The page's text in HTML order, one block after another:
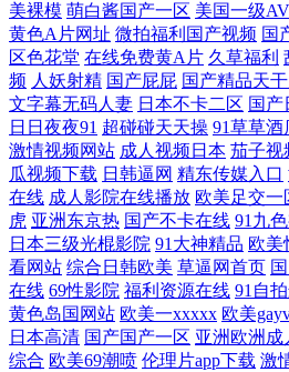
航 成人影院免费观看 欧美自慰一区 综合
白丝后入91国产 欧美另类激情专区 中文字
亚洲激情一区二区 国产精品一区二 日韩一
片大全在线播放 变态另类9 欧美日韩中文
片欧美色图 亚洲一级中文字 国产亚洲福
片樱花 高清电影迅雷下载 日本电影一区二
电视剧在线看 在线中文字幕日韩 精品国产
美裸模 萌白酱国产一区 美国一级AV
黄色A片网址 微拍福利国产视频 国
区色花堂 在线免费黄A片 久草福利
频 人妖射精 国产屁屁 国产精品天
文字幕无码人妻 日本不卡二区 国产
日日夜夜91 超碰碰天天操 91草草酒
激情视频网站 成人视频日本 茄子视
瓜视频下载 日韩逼网 精东传媒入口
在线 成人影院在线播放 欧美足交一
虎 亚洲东京热 国产不卡在线 91九
日本三级光棍影院 91大神精品 欧美
看网站 综合日韩欧美 草逼网首页
在线 69性影院 福利资源在线 91自
黄色岛国网站 欧美一xxxxx 欧美
日本高清 国产国产一区 亚洲欧洲成
综合 欧美69潮喷 伦理片app下载 激